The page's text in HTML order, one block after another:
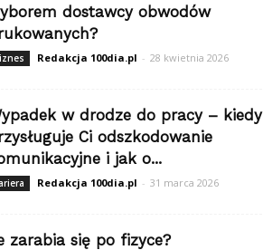
dostawcy obwodów
Redakcja 100dia.pl - 28 kwietnia 2026
w drodze do pracy – kiedy
Ci odszkodowanie
i jak o...
Redakcja 100dia.pl - 31 marca 2026
zarabia się po fizyce?